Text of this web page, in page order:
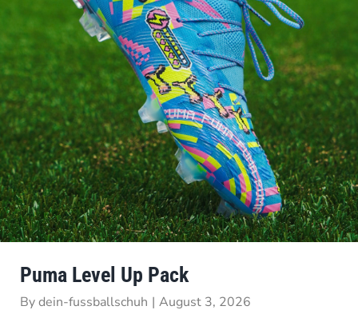
Puma Level Up Pack
Bydein-fussballschuh | August 3, 2026